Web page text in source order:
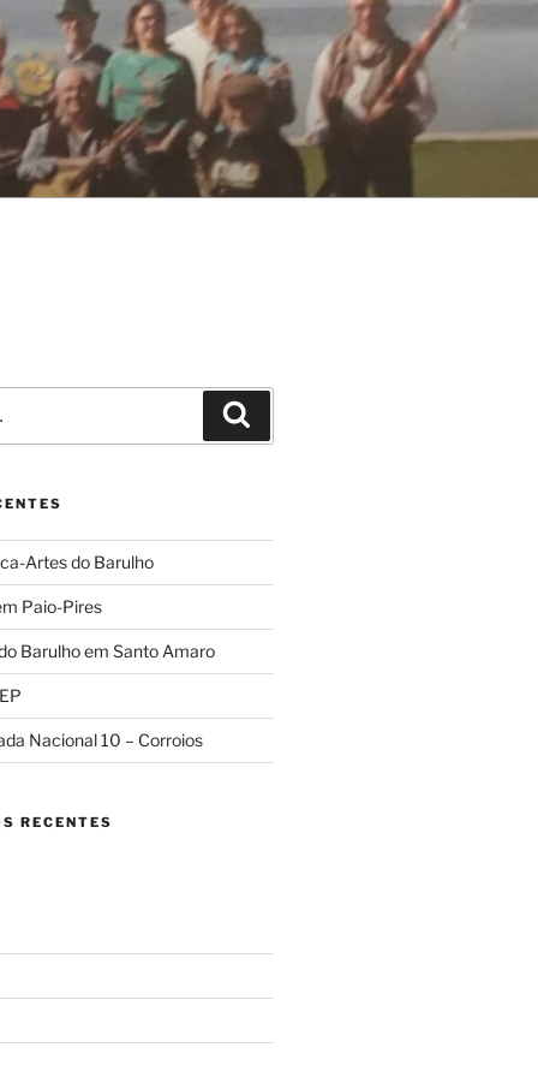
Artes do Barulho
Paio-Pires
Barulho em Santo Amaro
Nacional 10 – Corroios
RECENTES